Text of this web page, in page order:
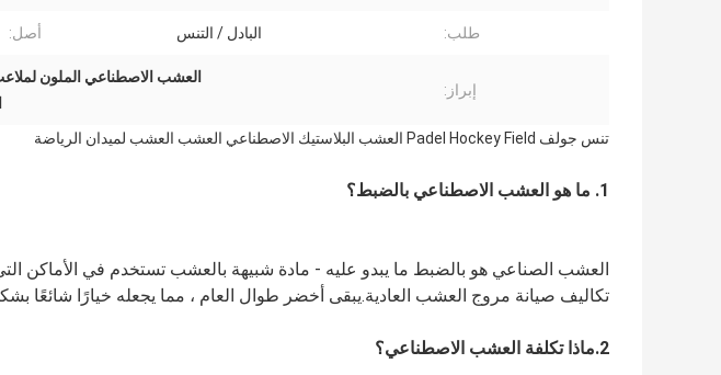
طلب: البادل / التنس أصل:
إبراز:
العشب الاصطناعي الملون
تنس جولف Padel Hockey Field العشب البلاستيك الاصطناعي العشب العشب لميدان الرياضة
1. ما هو العشب الاصطناعي بالضبط؟
تكاليف صيانة مروج العشب العادية.يبقى أخضر طوال العام ، مما يجعله خيارًا شائعًا
2. ماذا تكلفة العشب الاصطناعي؟